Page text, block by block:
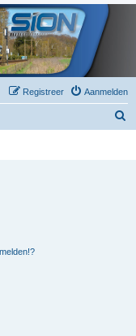
Aanmelden
Registreer